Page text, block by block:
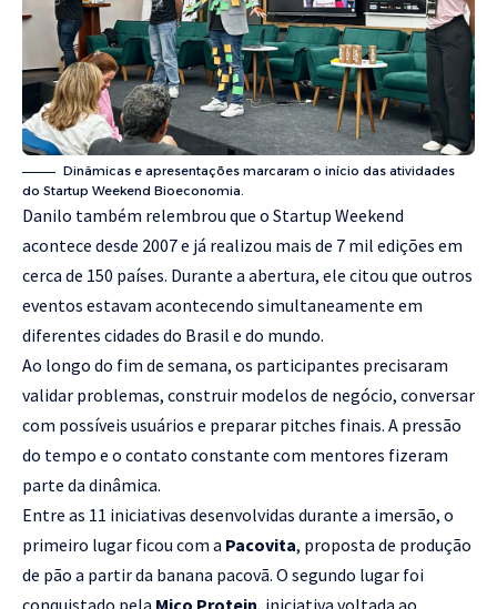
Dinâmicas e apresentações marcaram o início das atividades
do Startup Weekend Bioeconomia.
Danilo também relembrou que o Startup Weekend
acontece desde 2007 e já realizou mais de 7 mil edições em
cerca de 150 países. Durante a abertura, ele citou que outros
eventos estavam acontecendo simultaneamente em
diferentes cidades do Brasil e do mundo.
Ao longo do fim de semana, os participantes precisaram
validar problemas, construir modelos de negócio, conversar
com possíveis usuários e preparar pitches finais. A pressão
do tempo e o contato constante com mentores fizeram
parte da dinâmica.
Entre as 11 iniciativas desenvolvidas durante a imersão, o
primeiro lugar ficou com a Pacovita, proposta de produção
de pão a partir da banana pacovã. O segundo lugar foi
conquistado pela Mico Protein, iniciativa voltada ao